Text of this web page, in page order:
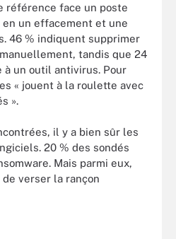
référence face un poste
un effacement et une
46 % indiquent supprimer
tandis que 24
un outil antivirus. Pour
« jouent à la roulette avec
».
il y a bien sûr les
20 % des sondés
Mais parmi eux,
verser la rançon